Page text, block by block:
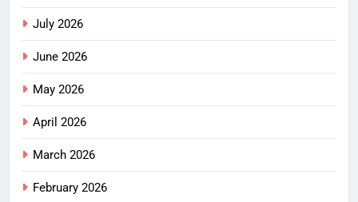
July 2026
June 2026
May 2026
April 2026
March 2026
February 2026